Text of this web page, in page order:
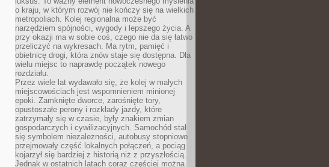
o kraju, w którym rozwój nie kończy się na wielkich
metropoliach. Kolej regionalna może być
narzędziem spójności, wygody i lepszego życia. A
przy okazji ma w sobie coś, czego nie da się łatwo
przeliczyć na wykresach. Ma rytm, pamięć i
obietnicę drogi, która znów staje się dostępna. Dla
wielu miejsc to naprawdę początek nowego
rozdziału.
Przez wiele lat wydawało się, że kolej w małych
miejscowościach jest wspomnieniem minionej
epoki. Zamknięte dworce, zarośnięte tory,
opustoszałe perony i rozkłady jazdy, które
zatrzymały się w czasie, były znakiem zmian
gospodarczych i cywilizacyjnych. Samochód stał
się symbolem niezależności, autobusy stopniowo
przejmowały część lokalnych połączeń, a pociąg
kojarzył się bardziej z historią niż z przyszłością.
Jednak w ostatnich latach coraz częściej można